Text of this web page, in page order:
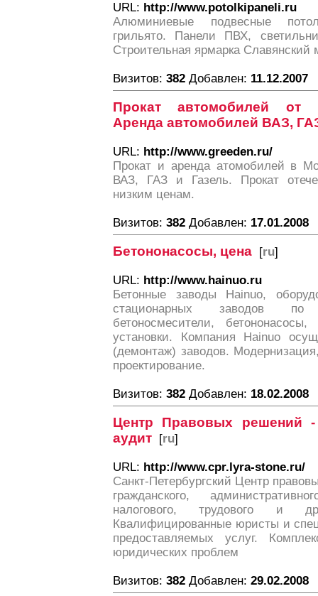
URL: http://www.potolkipaneli.ru
Алюминиевые подвесные
грильято. Панели ПВХ,
Строительная ярмарка
Визитов: 382 Добавлен: 11.12.2007
Прокат автомобилей от
Аренда автомобилей ВАЗ,
URL: http://www.greeden.ru/
Прокат и аренда атомобилей в
ВАЗ, ГАЗ и Газель. Прокат
низким ценам.
Визитов: 382 Добавлен: 17.01.2008
Бетононасосы, цена [ru]
URL: http://www.hainuo.ru
Бетонные заводы Hainuo,
стационарных заводов по
бетоносмесители,
установки. Компания Hainuo
(демонтаж) заводов.
проектирование.
Визитов: 382 Добавлен: 18.02.2008
Центр Правовых решений -
аудит [ru]
URL: http://www.cpr.lyra-stone.ru/
Санкт-Петербургский Центр
гражданского,
налогового, трудового и
Квалифицированные юристы и
предоставляемых услуг.
юридических проблем
Визитов: 382 Добавлен: 29.02.2008